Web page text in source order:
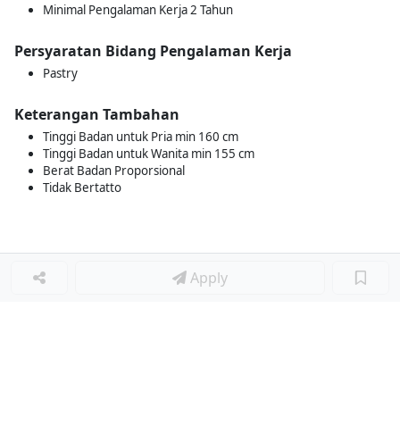
Minimal Pengalaman Kerja 2 Tahun
Persyaratan Bidang Pengalaman Kerja
Pastry
Keterangan Tambahan
Tinggi Badan untuk Pria min 160 cm
Tinggi Badan untuk Wanita min 155 cm
Berat Badan Proporsional
Tidak Bertatto
Apply